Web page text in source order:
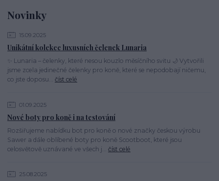
Novinky
15.09.2025
Unikátní kolekce luxusních čelenek Lunaria
✨ Lunaria – čelenky, které nesou kouzlo měsíčního svitu 🌙 Vytvořili
jsme zcela jedinečné čelenky pro koně, které se nepodobají ničemu,
co jste doposu... číst celé
01.09.2025
Nové boty pro koně i na testování
Rozšiřujeme nabídku bot pro koně o nové značky českou výrobu
Sawer a dále oblíbené boty pro koně Scootboot, které jsou
celosvětově uznávané ve všech j... číst celé
25.08.2025